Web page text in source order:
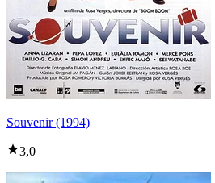
Souvenir (1994)
3,0